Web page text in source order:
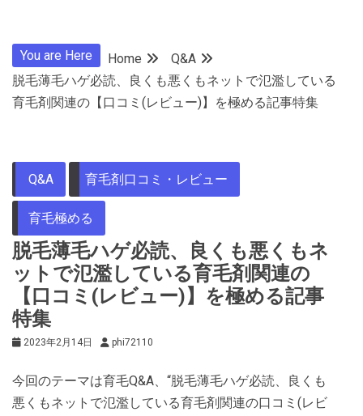
You are Here Home
Q&A
脱毛薄毛ハゲ必読、良くも悪くもネットで氾濫している
育毛剤関連の【口コミ(レビュー)】を極める記事特集
Q&A 育毛剤口コミ・レビュー
育毛極める
脱毛薄毛ハゲ必読、良くも悪くもネ
ットで氾濫している育毛剤関連の
【口コミ(レビュー)】を極める記事
特集
2023年2月14日 phi72110
今回のテーマは育毛Q&A、“脱毛薄毛ハゲ必読、良くも
悪くもネットで氾濫している育毛剤関連の口コミ(レビ